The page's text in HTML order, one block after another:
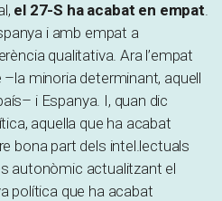
el 27-S ha acabat en empat.
i amb empat a
qualitativa. Ara l’empat
minoria determinant, aquell
i Espanya. I, quan dic
aquella que ha acabat
bona part dels intel.lectuals
autonòmic actualitzant el
política que ha acabat